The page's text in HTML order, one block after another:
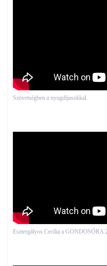
Szövetségben a nyugdíjasokkal
Esztergályos Cecília a GONDOSÓRA